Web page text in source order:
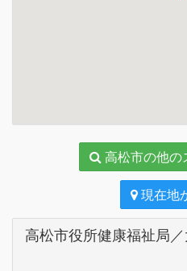
高松市の他の
現在地
高松市役所健康福祉局